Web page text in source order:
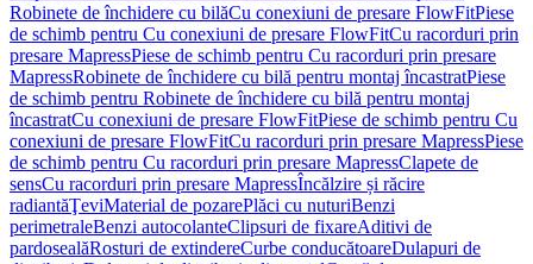
Robinete de închidere cu bilăCu conexiuni de presare FlowFitPiese
de schimb pentru Cu conexiuni de presare FlowFitCu racorduri prin
presare MapressPiese de schimb pentru Cu racorduri prin presare
MapressRobinete de închidere cu bilă pentru montaj încastratPiese
de schimb pentru Robinete de închidere cu bilă pentru montaj
încastratCu conexiuni de presare FlowFitPiese de schimb pentru Cu
conexiuni de presare FlowFitCu racorduri prin presare MapressPiese
de schimb pentru Cu racorduri prin presare MapressClapete de
sensCu racorduri prin presare MapressÎncălzire și răcire
radiantăŢeviMaterial de pozarePlăci cu nuturiBenzi
perimetraleBenzi autocolanteClipsuri de fixareAditivi de
pardosealăRosturi de extindereCurbe conducătoareDulapuri de